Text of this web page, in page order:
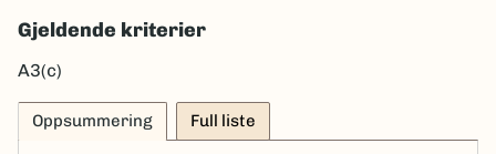
Gjeldende kriterier
A3(c)
Oppsummering Full liste